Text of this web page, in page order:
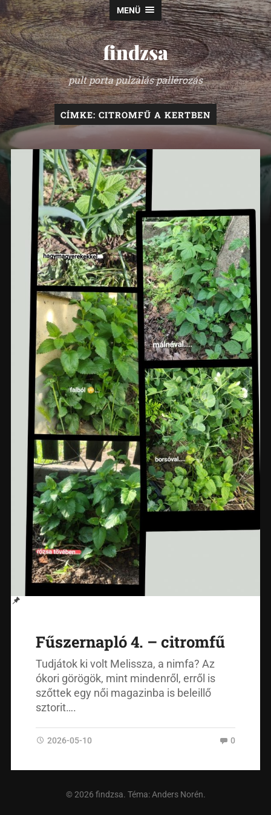
MENÜ
findzsa
pult porta pulzálás pallérozás
CÍMKE: CITROMFŰ A KERTBEN
Fűszernapló 4. – citromfű
Tudjátok ki volt Melissza, a nimfa? Az
ókori görögök, mint mindenről, erről is
szőttek egy női magazinba is beleillő
sztorit….
2026-05-10 0
© 2026 findzsa. Téma:Anders Norén.